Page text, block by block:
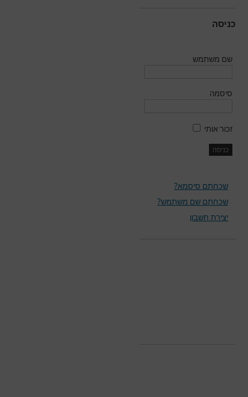
כניסה
שם משתמש
סיסמה
זכור אותי
שכחתם סיסמא?
שכחתם שם משתמש?
יצירת חשבון